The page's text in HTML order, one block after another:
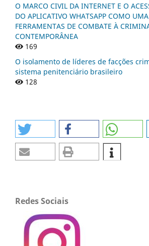
O MARCO CIVIL DA INTERNET E O
DO APLICATIVO WHATSAPP COMO
FERRAMENTAS DE COMBATE À
CONTEMPORÂNEA
169
O isolamento de líderes de facções
sistema penitenciário brasileiro
128
Redes Sociais